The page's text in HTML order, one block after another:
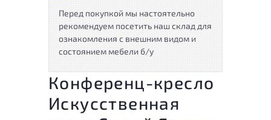
Перед покупкой мы настоятельно
рекомендуем посетить наш склад для
ознакомления с внешним видом и
состоянием мебели б/у
Конференц-кресло
Искусственная